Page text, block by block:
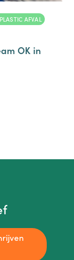
AFVAL
OK in